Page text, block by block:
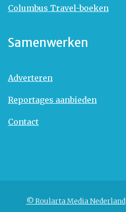
Columbus Travel-boeken
Samenwerken
Adverteren
Reportages aanbieden
Contact
© Roularta Media Nederland